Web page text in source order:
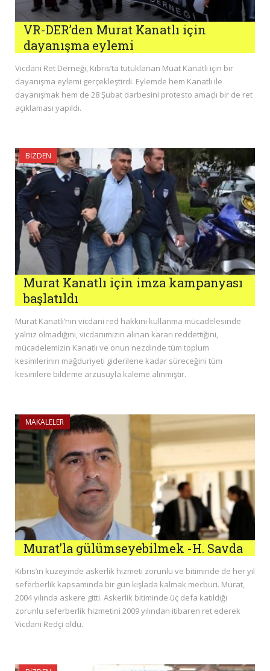
VR-DER’den Murat Kanatlı için
dayanışma eylemi
Vicdani Ret Derneği, Kıbrıs’ta tutuklanan Muat Kanatlı için bir
dayanışma eylemi gerçekleştirdi. Eylemde hem Kanatlı ile
dayanışmak hem de 28 Şubat darbesini protesto amaçlı bir de ret
açıklaması yapıldı.
BIZDEN
Murat Kanatlı için imza kampanyası
başlatıldı
Murat Kanatlı’nın vicdani red hakkını kullanma mücadelesinde
yalnız olmadığını, vicdanımızın alınan kararı reddettiğini,
mücadelemizin Kanatlı ve onun nezdinde tüm toplum
kesimlerinin mağduriyeti giderilene kadar süreceğini tüm
kesimlere bildirme arzusuyla kaleme alınmıştır.
MAKALELER
Murat’la gülümseyebilmek -H. Savda
Kıbrıs’ın kuzeyinde askerlik hizmeti zorunlu ve bitiminde de her yıl
seferberlik kapsamında bir gün kışlada kalmak mecburi. Murat,
2004 yılında askere gitti. Askerlik bitiminde üç defa katıldığı
zorunlu seferberlik hizmetini 2009 yılından itibaren ret ederek
Vicdani Redçi oldu.